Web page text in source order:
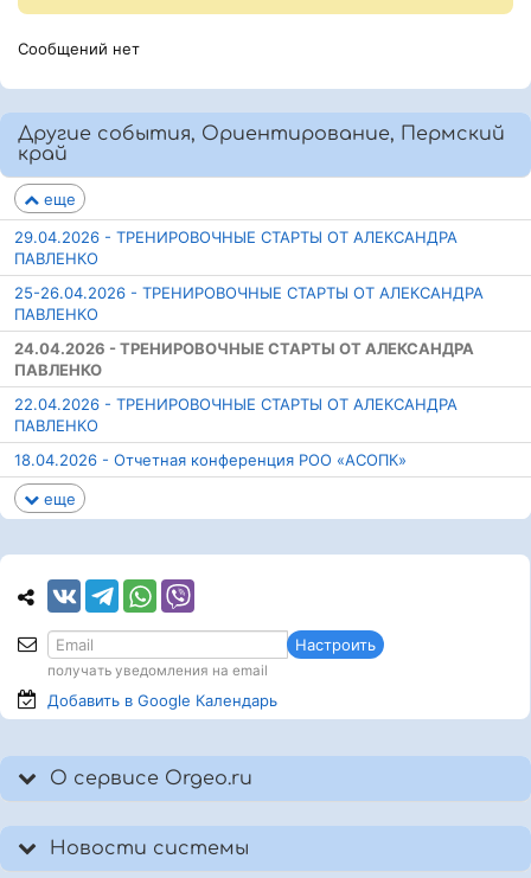
Сообщений нет
Другие события, Ориентирование, Пермский
край
еще
29.04.2026 - ТРЕНИРОВОЧНЫЕ СТАРТЫ ОТ АЛЕКСАНДРА
ПАВЛЕНКО
25-26.04.2026 - ТРЕНИРОВОЧНЫЕ СТАРТЫ ОТ АЛЕКСАНДРА
ПАВЛЕНКО
24.04.2026 - ТРЕНИРОВОЧНЫЕ СТАРТЫ ОТ АЛЕКСАНДРА
ПАВЛЕНКО
22.04.2026 - ТРЕНИРОВОЧНЫЕ СТАРТЫ ОТ АЛЕКСАНДРА
ПАВЛЕНКО
18.04.2026 - Отчетная конференция РОО «АСОПК»
еще
Настроить
получать уведомления на email
Добавить в Google Календарь
О сервисе Orgeo.ru
Новости системы